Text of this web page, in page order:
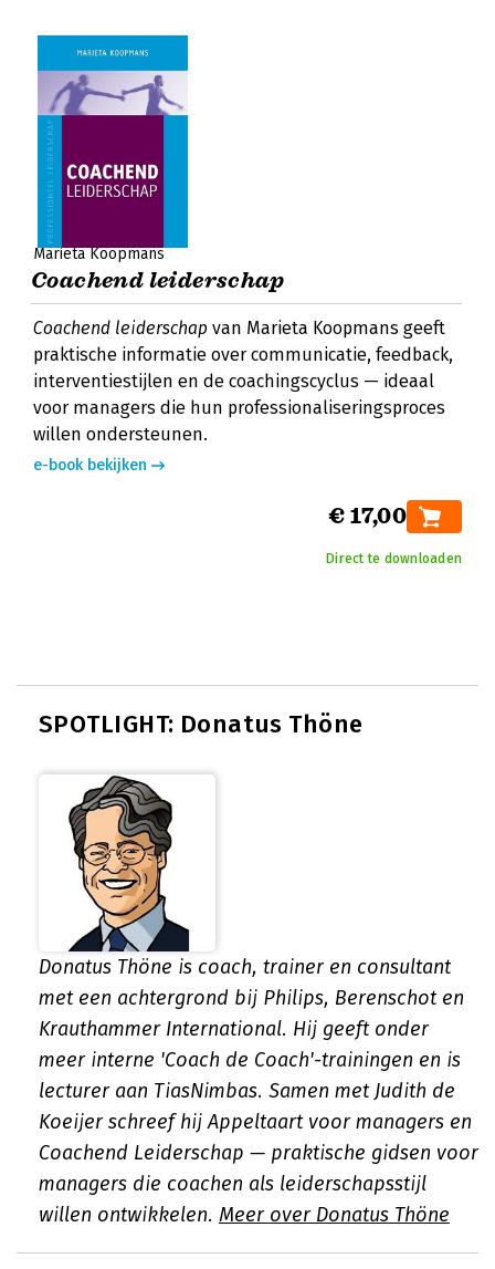
Marieta Koopmans
Coachend leiderschap
Coachend leiderschap van Marieta Koopmans geeft
praktische informatie over communicatie, feedback,
interventiestijlen en de coachingscyclus — ideaal
voor managers die hun professionaliseringsproces
willen ondersteunen.
e-book bekijken
€ 17,00
Direct te downloaden
SPOTLIGHT: Donatus Thöne
Donatus Thöne is coach, trainer en consultant
met een achtergrond bij Philips, Berenschot en
Krauthammer International. Hij geeft onder
meer interne 'Coach de Coach'-trainingen en is
lecturer aan TiasNimbas. Samen met Judith de
Koeijer schreef hijAppeltaart voor managers en
Coachend Leiderschap — praktische gidsen voor
managers die coachen als leiderschapsstijl
willen ontwikkelen. Meer over Donatus Thöne